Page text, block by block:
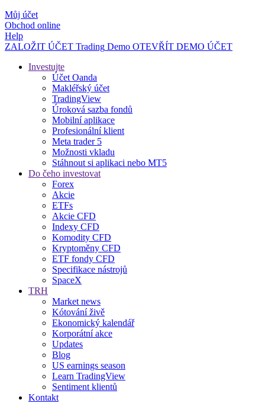
Můj účet
Obchod online
Help
ZALOŽIT ÚČET Trading Demo OTEVŘÍT DEMO ÚČET
Investujte
Účet Oanda
Makléřský účet
TradingView
Úroková sazba fondů
Mobilní aplikace
Profesionální klient
Meta trader 5
Možnosti vkladu
Stáhnout si aplikaci nebo MT5
Do čeho investovat
Forex
Akcie
ETFs
Akcie CFD
Indexy CFD
Komodity CFD
Kryptoměny CFD
ETF fondy CFD
Specifikace nástrojů
SpaceX
TRH
Market news
Kótování živě
Ekonomický kalendář
Korporátní akce
Updates
Blog
US earnings season
Learn TradingView
Sentiment klientů
Kontakt